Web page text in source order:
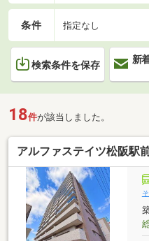
条件 指定なし
検索条件を保存
新
18件が該当しました。
アルファステイツ松阪駅